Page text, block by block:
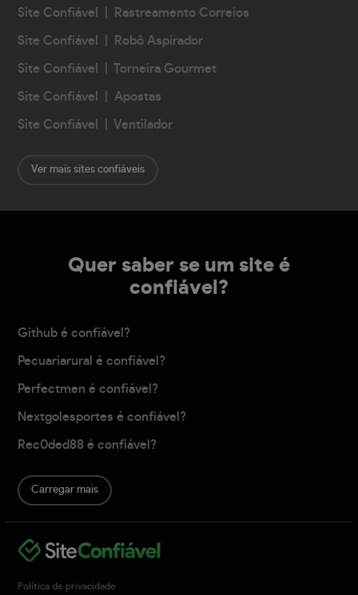
Site Confiável | Rastreamento Correios
Site Confiável | Robô Aspirador
Site Confiável | Torneira Gourmet
Site Confiável | Apostas
Site Confiável | Ventilador
Ver mais sites confiáveis
Quer saber se um site é
confiável?
Github é confiável?
Pecuariarural é confiável?
Perfectmen é confiável?
Nextgolesportes é confiável?
Rec0ded88 é confiável?
Carregar mais
Política de privacidade